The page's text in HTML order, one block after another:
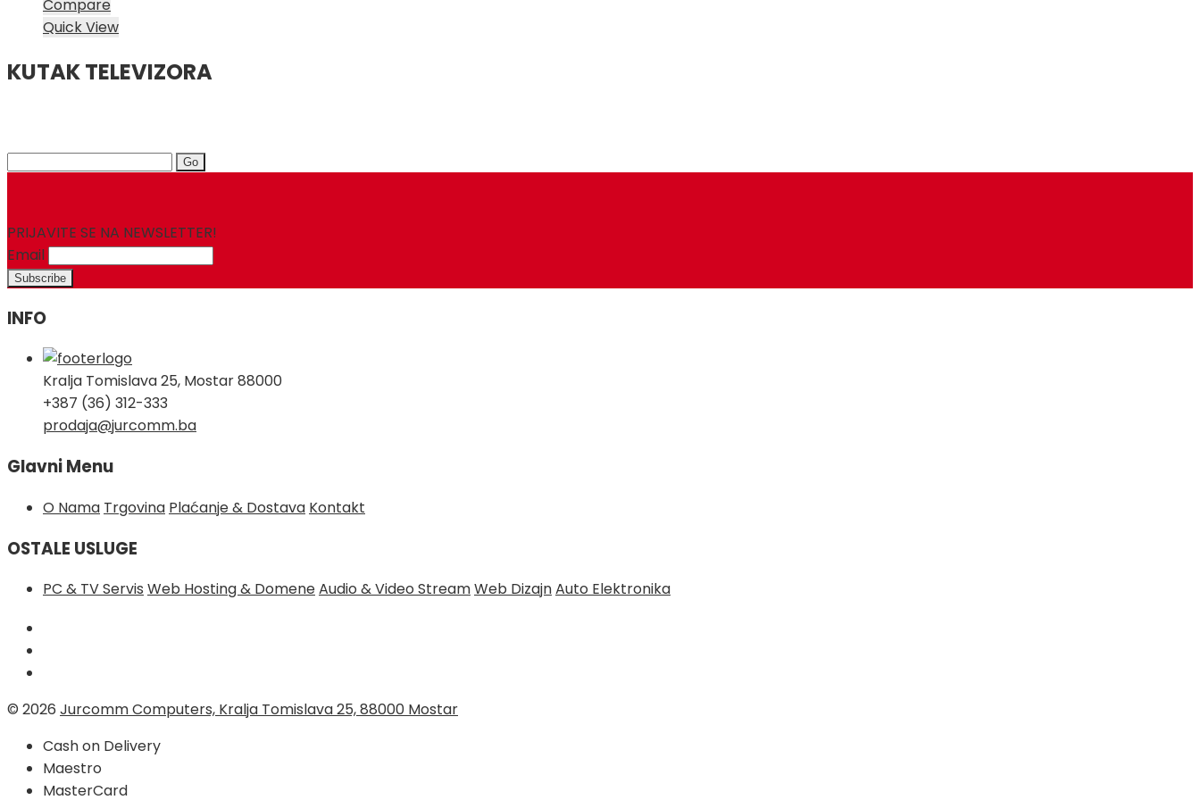
Compare
Quick View
KUTAK TELEVIZORA
Search
PRIJAVITE SE NA NEWSLETTER!
Email
INFO
Kralja Tomislava 25, Mostar 88000
+387 (36) 312-333
prodaja@jurcomm.ba
Glavni Menu
O Nama Trgovina Plaćanje & Dostava Kontakt
OSTALE USLUGE
PC & TV Servis Web Hosting & DomeneAudio & Video StreamWeb DizajnAuto Elektronika
© 2026 Jurcomm Computers, Kralja Tomislava 25, 88000 Mostar
Cash on Delivery
Maestro
MasterCard